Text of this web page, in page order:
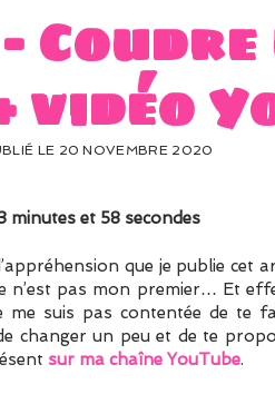
–
LE 20 NOVEMBRE 2020
minutes et 58 secondes
que je publie cet
n’est pas mon premier… Et
me suis pas contentée de te
changer un peu et de te
sur ma chaîne YouTube.